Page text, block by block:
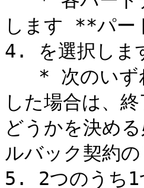
します **パー
4. を選択し
した場合は、
どうかを決め
ルバック契約
5. 2つのうち